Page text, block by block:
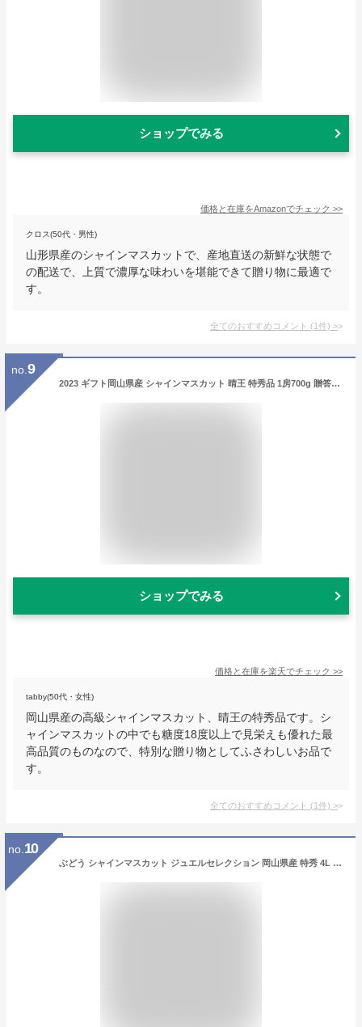
ショップでみる
価格と在庫をAmazonでチェック >>
クロス(50代・男性)
山形県産のシャインマスカットで、産地直送の新鮮な状態で
の配送で、上質で濃厚な味わいを堪能できて贈り物に最適で
す。
全てのおすすめコメント (1件) >
no. 9
2023 ギフト岡山県産 シャインマスカット 晴王 特秀品 1房700g 贈答用 御中元 御歳暮 敬老の日 葡萄 ぶどう ブドウ プレゼント 御礼 御祝 御供 果物 くだもの フルーツ 【岡山果物工房】 楽天グルメ大賞
ショップでみる
価格と在庫を楽天でチェック >>
tabby(50代・女性)
岡山県産の高級シャインマスカット、晴王の特秀品です。シ
ャインマスカットの中でも糖度18度以上で見栄えも優れた最
高品質のものなので、特別な贈り物としてふさわしいお品で
す。
全てのおすすめコメント (1件) >
no. 10
ぶどう シャインマスカット ジュエルセレクション 岡山県産 特秀 4L 20粒入り 葡萄 ブドウ